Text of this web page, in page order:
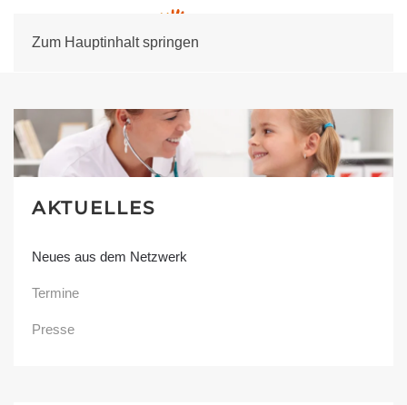
Zum Hauptinhalt springen
AKTUELLES
Neues aus dem Netzwerk
Termine
Presse